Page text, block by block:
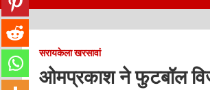
सरायकेला खरसावां
ओमप्रकाश ने फुटबॉल